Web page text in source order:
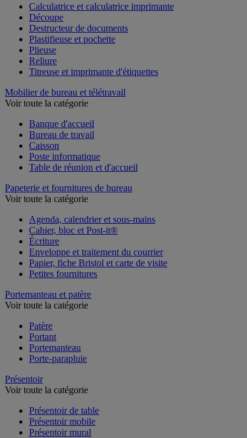
Calculatrice et calculatrice imprimante
Découpe
Destructeur de documents
Plastifieuse et pochette
Plieuse
Reliure
Titreuse et imprimante d'étiquettes
Mobilier de bureau et télétravail
Voir toute la catégorie
Banque d'accueil
Bureau de travail
Caisson
Poste informatique
Table de réunion et d'accueil
Papeterie et fournitures de bureau
Voir toute la catégorie
Agenda, calendrier et sous-mains
Cahier, bloc et Post-it®
Écriture
Enveloppe et traitement du courrier
Papier, fiche Bristol et carte de visite
Petites fournitures
Portemanteau et patère
Voir toute la catégorie
Patère
Portant
Portemanteau
Porte-parapluie
Présentoir
Voir toute la catégorie
Présentoir de table
Présentoir mobile
Présentoir mural